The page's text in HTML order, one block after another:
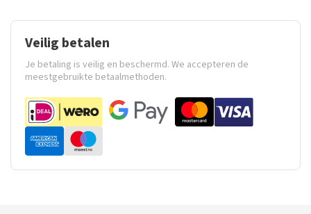
Veilig betalen
Je betaling is veilig en beschermd. We accepteren de
meestgebruikte betaalmethoden.